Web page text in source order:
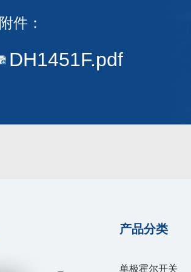
附件：
DH1451F.pdf
产品分类
单极霍尔开关